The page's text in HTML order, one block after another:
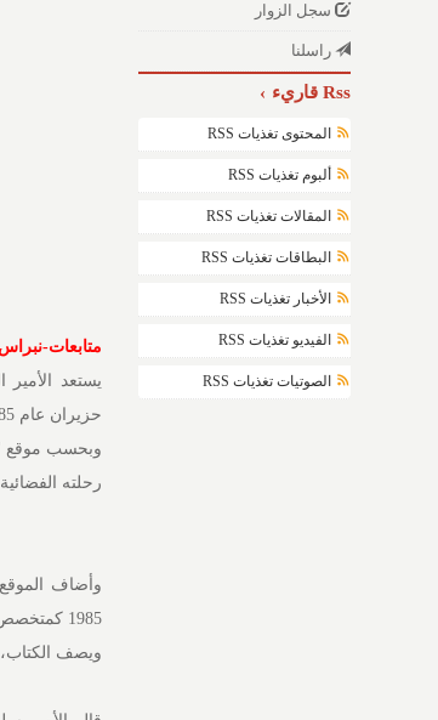
سجل الزوار
راسلنا
Rss قاريء
المحتوى تغذيات RSS
ألبوم تغذيات RSS
المقالات تغذيات RSS
البطاقات تغذيات RSS
الأخبار تغذيات RSS
الفيديو تغذيات RSS
الصوتيات تغذيات RSS
متابعات-نبراس
يستعد
حزيران عام 1985، حيث يعتبر أول رجل فضاء عربي قام برحلة فضائية.
رحلته الفضائية التي
1985 كمتخصص في الحمولة على متن مكوك الفضاء الأمريكي "ديسكفري".
ويصف الكتاب، (7 أيام في الفضاء)، تجارب الأمير قبل الإطلاق